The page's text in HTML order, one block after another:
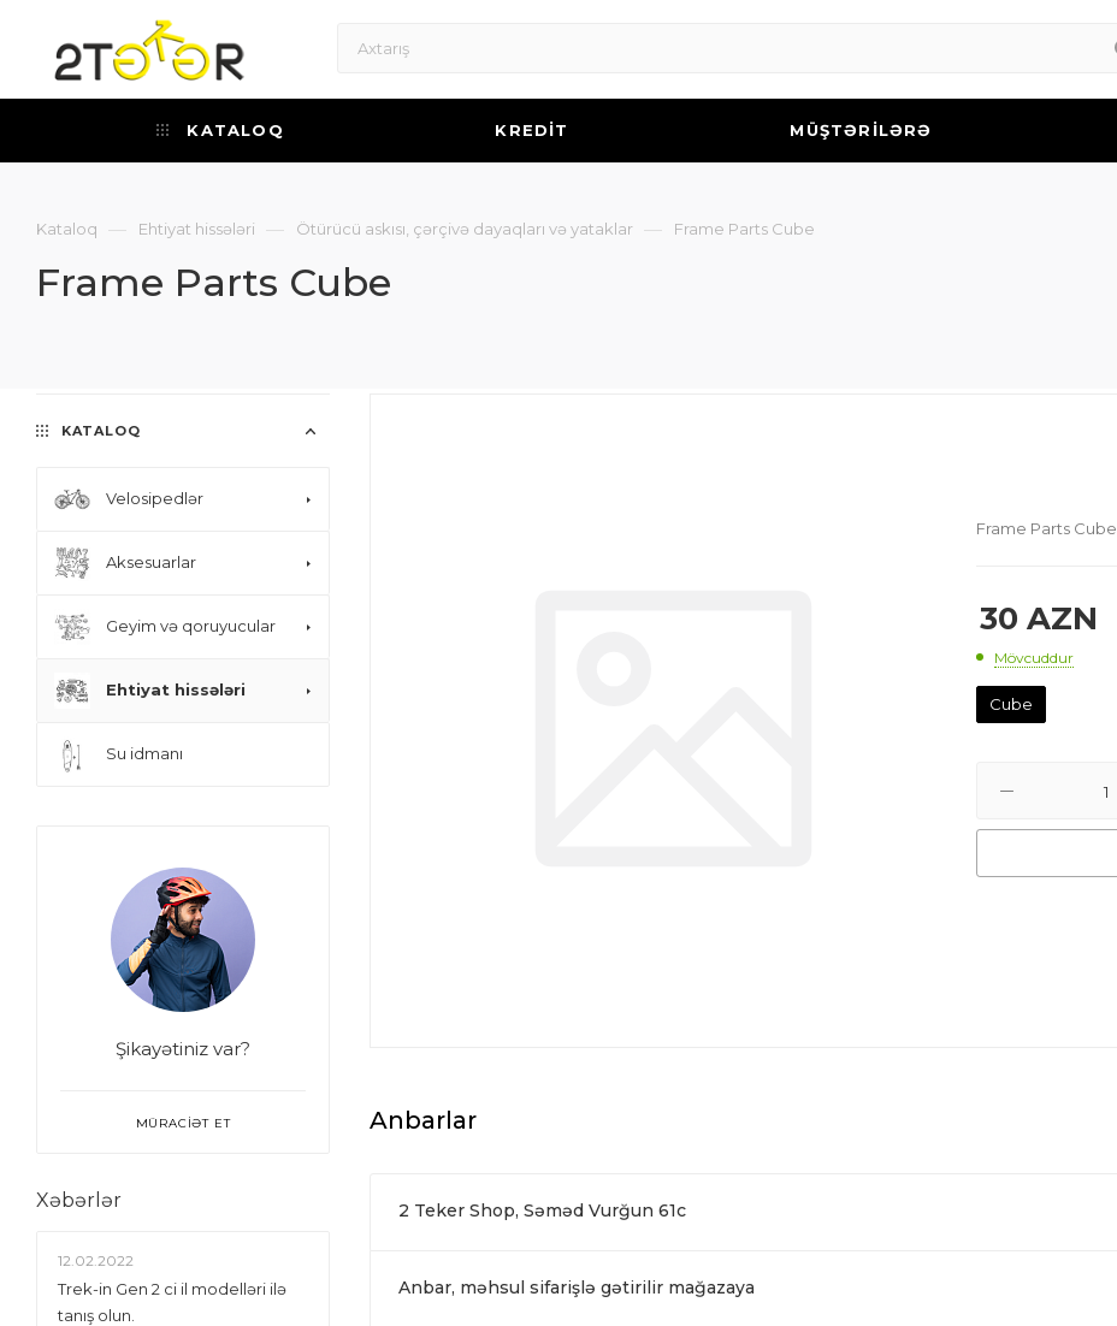
KATALOQ KREDİT MÜŞTƏRİLƏRƏ
Kataloq — Ehtiyat hissələri — Ötürücü askısı, çərçivə dayaqları və yataklar — Frame Parts Cube
Frame Parts Cube
Frame Parts Cube
30 AZN
Mövcuddur
Cube
Anbarlar
2 Teker Shop, Səməd Vurğun 61c
Anbar, məhsul sifarişlə gətirilir mağazaya
KATALOQ
Velosipedlər
Aksesuarlar
Geyim və qoruyucular
Ehtiyat hissələri
Su idmanı
Şikayətiniz var?
MÜRACİƏT ET
Xəbərlər
12.02.2022
Trek-in Gen 2 ci il modelləri ilə
tanış olun.